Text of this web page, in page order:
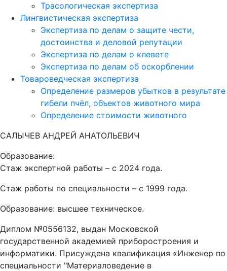
Трасологическая экспертиза
Лингвистическая экспертиза
Экспертиза по делам о защите чести,
достоинства и деловой репутации
Экспертиза по делам о клевете
Экспертиза по делам об оскорблении
Товароведческая экспертиза
Определение размеров убытков в результате
гибели пчёл, объектов животного мира
Определение стоимости животного
САЛЫЧЕВ АНДРЕЙ АНАТОЛЬЕВИЧ
Образование:
Стаж экспертной работы – с 2024 года.
Стаж работы по специальности – с 1999 года.
Образование: высшее техническое.
Диплом №0556132, выдан Московской
государственной академией приборостроения и
информатики. Присуждена квалификация «Инженер по
специальности "Материаловедение в